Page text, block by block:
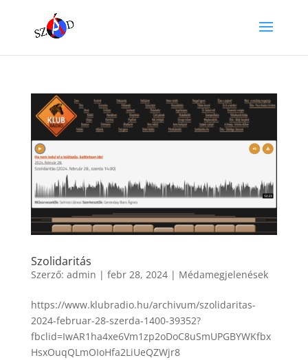
Szolidaritás
Szerző: admin | febr 28, 2024| Médamegjelenések
https://www.klubradio.hu/archivum/szolidaritas-
2024-februar-28-szerda-1400-39352?
fbclid=IwAR1ha4xe6Vm1zp2oDoC8uSmUPGBYWKfbx
HsxOuqQLmOIoHfa2LiUeQZWjr8